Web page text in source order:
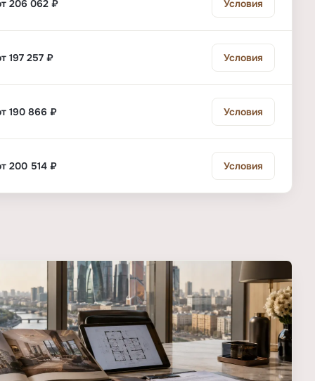
206 062 ₽ Условия
197 257 ₽ Условия
190 866 ₽ Условия
200 514 ₽ Условия